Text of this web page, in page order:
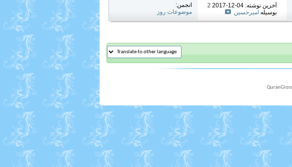
آخرين نوشته: 04-12-2017
01:52 AM
بوسیله امیرحسین
انجمن:
موضوعات روز